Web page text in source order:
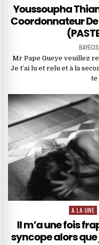
in
Youssoupha
Coordonnateur De
Mr Pape Gueye veuillez
Je t’ai lu et relu et à la
te
Posted
in
A LA UNE
Il m’a une fois
syncope alors que